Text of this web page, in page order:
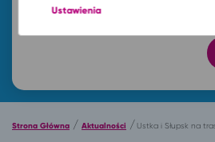
Strona Główna / Aktualności /Ustka i Słupsk na
Ustawienia